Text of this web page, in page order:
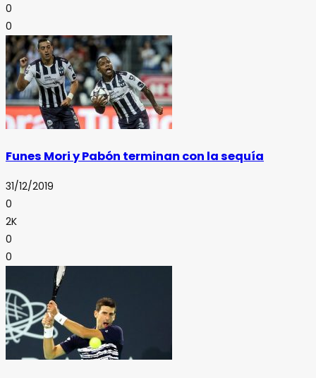
0
0
Funes Mori y Pabón terminan con la sequía
31/12/2019
0
2K
0
0